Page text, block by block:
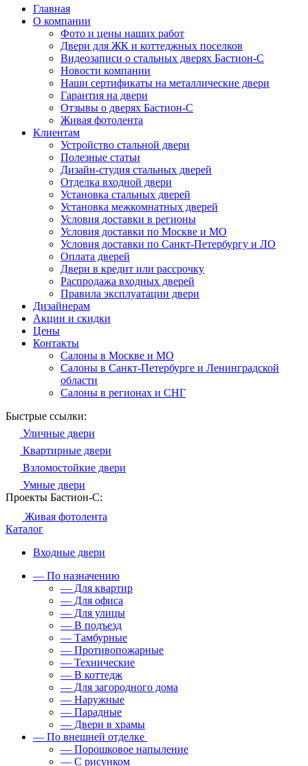
Главная
О компании
Фото и цены наших работ
Двери для ЖК и коттеджных поселков
Видеозаписи о стальных дверях Бастион-С
Новости компании
Наши сертификаты на металлические двери
Гарантия на двери
Отзывы о дверях Бастион-С
Живая фотолента
Клиентам
Устройство стальной двери
Полезные статьи
Дизайн-студия стальных дверей
Отделка входной двери
Установка стальных дверей
Установка межкомнатных дверей
Условия доставки в регионы
Условия доставки по Москве и МО
Условия доставки по Санкт-Петербургу и ЛО
Оплата дверей
Двери в кредит или рассрочку
Распродажа входных дверей
Правила эксплуатации двери
Дизайнерам
Акции и скидки
Цены
Контакты
Салоны в Москве и МО
Салоны в Санкт-Петербурге и Ленинградской
области
Салоны в регионах и СНГ
Быстрые ссылки:
Уличные двери
Квартирные двери
Взломостойкие двери
Умные двери
Проекты Бастион-С:
Живая фотолента
Каталог
Входные двери
— По назначению
— Для квартир
— Для офиса
— Для улицы
— В подъезд
— Тамбурные
— Противопожарные
— Технические
— В коттедж
— Для загородного дома
— Наружные
— Парадные
— Двери в храмы
— По внешней отделке
— Порошковое напыление
— С рисунком